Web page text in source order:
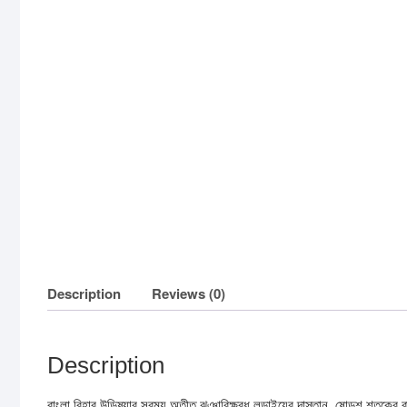
Description Reviews (0)
Description